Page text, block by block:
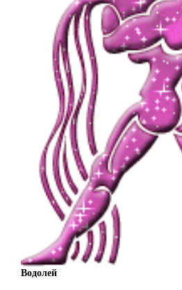
Водолей